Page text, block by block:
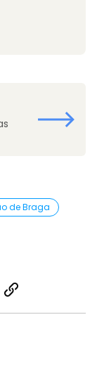
de Braga